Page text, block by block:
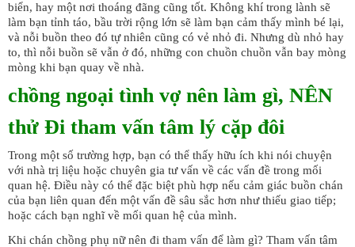
biển, hay một nơi thoáng đãng cũng tốt. Không khí trong lành sẽ
làm bạn tỉnh táo, bầu trời rộng lớn sẽ làm bạn cảm thấy mình bé lại,
và nỗi buồn theo đó tự nhiên cũng có vẻ nhỏ đi. Nhưng dù nhỏ hay
to, thì nỗi buồn sẽ vẫn ở đó, những con chuồn chuồn vẫn bay mòng
mòng khi bạn quay về nhà.
chồng ngoại tình vợ nên làm gì, NÊN
thử Đi tham vấn tâm lý cặp đôi
Trong một số trường hợp, bạn có thể thấy hữu ích khi nói chuyện
với nhà trị liệu hoặc chuyên gia tư vấn về các vấn đề trong mối
quan hệ. Điều này có thể đặc biệt phù hợp nếu cảm giác buồn chán
của bạn liên quan đến một vấn đề sâu sắc hơn như thiếu giao tiếp;
hoặc cách bạn nghĩ về mối quan hệ của mình.
Khi chán chồng phụ nữ nên đi tham vấn để làm gì? Tham vấn tâm